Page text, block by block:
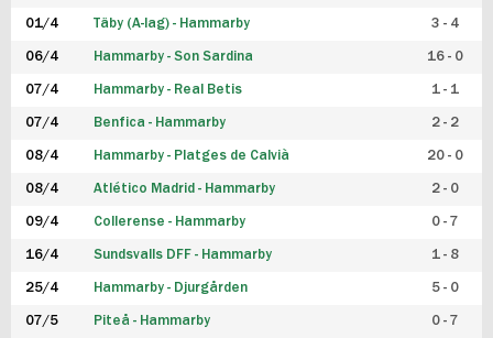
FUTSAL DAM
01/4 Täby (A-lag) - Hammarby 3 - 4
06/4 Hammarby - Son Sardina 16 - 0
07/4 Hammarby - Real Betis 1 - 1
07/4 Benfica - Hammarby 2 - 2
08/4 Hammarby - Platges de Calvià 20 - 0
08/4 Atlético Madrid - Hammarby 2 - 0
09/4 Collerense - Hammarby 0 - 7
16/4 Sundsvalls DFF - Hammarby 1 - 8
25/4 Hammarby - Djurgården 5 - 0
07/5 Piteå - Hammarby 0 - 7